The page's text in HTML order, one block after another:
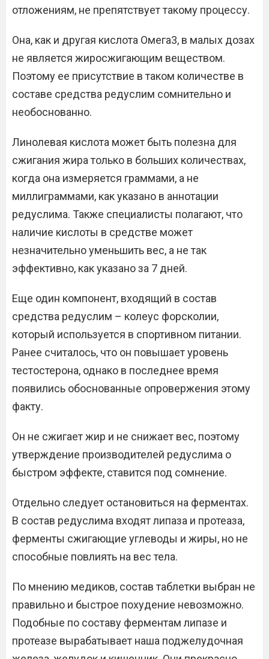
отложениям, не препятствует такому процессу.
Она, как и другая кислота Омега3, в малых дозах
не является жиросжигающим веществом.
Поэтому ее присутствие в таком количестве в
составе средства редуслим сомнительно и
необоснованно.
Линолевая кислота может быть полезна для
сжигания жира только в больших количествах,
когда она измеряется граммами, а не
миллиграммами, как указано в аннотации
редуслима. Также специалисты полагают, что
наличие кислоты в средстве может
незначительно уменьшить вес, а не так
эффективно, как указано за 7 дней.
Еще один компонент, входящий в состав
средства редуслим – колеус форсколии,
который используется в спортивном питании.
Ранее считалось, что он повышает уровень
тестостерона, однако в последнее время
появились обоснованные опровержения этому
факту.
Он не сжигает жир и не снижает вес, поэтому
утверждение производителей редуслима о
быстром эффекте, ставится под сомнение.
Отдельно следует остановиться на ферментах.
В состав редуслима входят липаза и протеаза,
ферменты сжигающие углеводы и жиры, но не
способные повлиять на вес тела.
По мнению медиков, состав таблетки выбран не
правильно и быстрое похудение невозможно.
Подобные по составу ферментам липазе и
протеазе вырабатывает наша поджелудочная